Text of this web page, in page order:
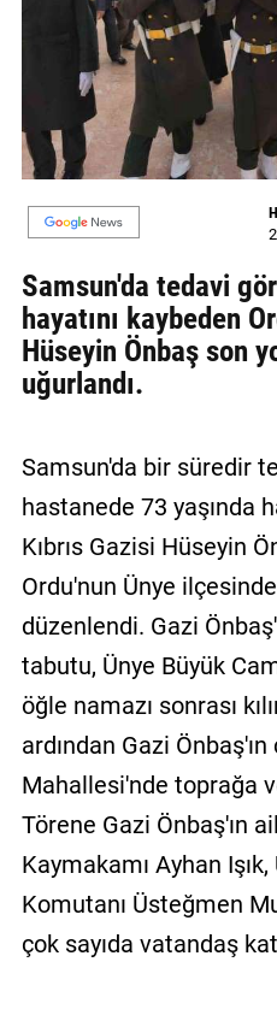
MAGAZİN
GALERİ
VİDEO
YAZARLAR
ULAŞIN
Künye
İletişim
Politikası
Samsun'da tedavi
hayatını kaybeden
Hüseyin Önbaş son
uğurlandı.
Samsun'da bir süredir
hastanede 73 yaşında
Kıbrıs Gazisi Hüseyin
Ordu'nun Ünye
düzenlendi. Gazi
tabutu, Ünye Büyük
öğle namazı sonrası
ardından Gazi
Mahallesi'nde toprağa
Törene Gazi Önbaş'ın
Kaymakamı Ayhan
Komutanı Üsteğmen
çok sayıda vatandaş